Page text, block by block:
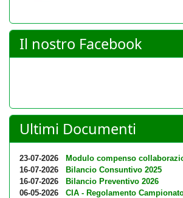
Il nostro Facebook
Ultimi Documenti
23-07-2026
Modulo compenso
16-07-2026
Bilancio Consuntivo 2025
16-07-2026
Bilancio Preventivo 2026
06-05-2026
CIA - Regolamento